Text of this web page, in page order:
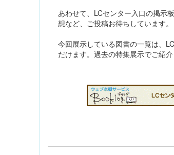
あわせて、LCセンター入口の掲示
想など、ご投稿お待ちしています。
今回展示している図書の一覧は、
だけます。過去の特集展示でご紹